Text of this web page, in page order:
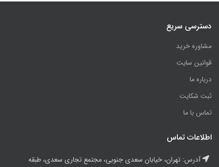
دسترسی سریع
مشاوره خرید
قوانین سایت
درباره ما
ثبت شکایت
تماس با ما
اطلاعات تماس
آدرس: تهران، خیابان سعدی جنوبی، مجتمع تجاری سعدی، طبقه